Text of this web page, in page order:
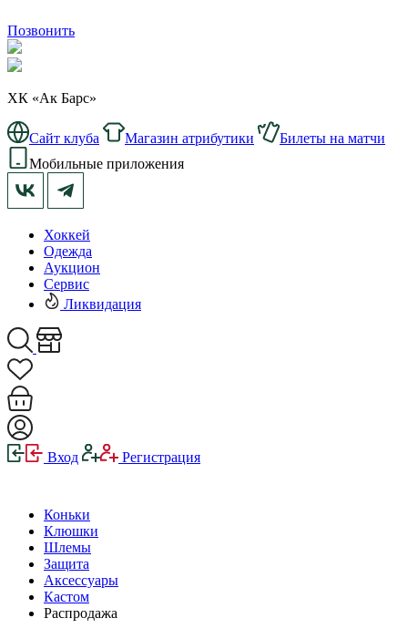
Позвонить
ХК «Ак Барс»
Сайт клуба Магазин атрибутики
Билеты на матчи
Мобильные приложения
Хоккей
Одежда
Аукцион
Сервис
Ликвидация
Вход Регистрация
Коньки
Клюшки
Шлемы
Защита
Аксессуары
Кастом
Распродажа